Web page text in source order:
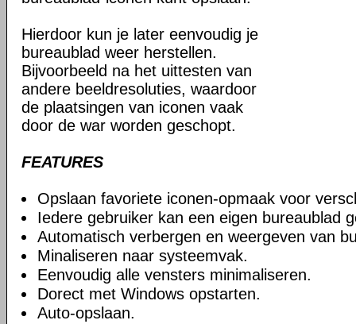
Hierdoor kun je later eenvoudig je
bureaublad weer herstellen.
Bijvoorbeeld na het uittesten van
andere beeldresoluties, waardoor
de plaatsingen van iconen vaak
door de war worden geschopt.
FEATURES
Opslaan favoriete iconen-opmaak voor
Iedere gebruiker kan een eigen bureaublad
Automatisch verbergen en weergeven van
Minaliseren naar systeemvak.
Eenvoudig alle vensters minimaliseren.
Dorect met Windows opstarten.
Auto-opslaan.